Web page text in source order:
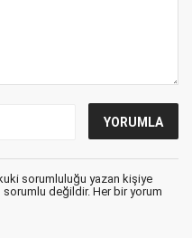
sorumluluğu yazan kişiye
sorumlu değildir. Her bir yorum